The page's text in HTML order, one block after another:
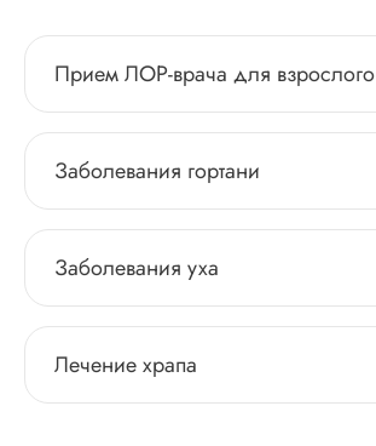
Прием ЛОР-врача для взрослого
Заболевания гортани
Заболевания уха
Лечение храпа